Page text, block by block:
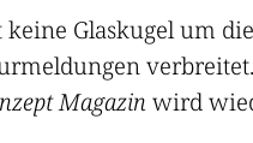
Glaskugel um
verbreitet.
Magazinwird